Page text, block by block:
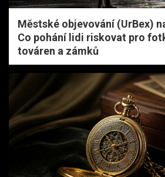
Městské objevování (UrBex)
Co pohání lidi riskovat pro
továren a zámků